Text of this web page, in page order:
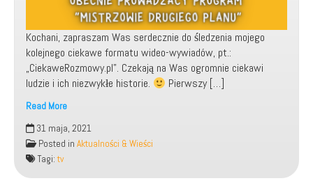
Kochani, zapraszam Was serdecznie do śledzenia mojego
kolejnego ciekawe formatu wideo-wywiadów, pt.:
„CiekaweRozmowy.pl”. Czekają na Was ogromnie ciekawi
ludzie i ich niezwykłe historie.
Pierwszy […]
Read More
CiekaweRozmowy.pl
–
mój
nowy,
kreatywny
31 maja, 2021
Posted in Aktualności & Wieści
Tagi:tv